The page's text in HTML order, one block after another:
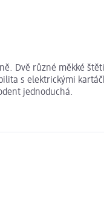
Dvě různé měkké
s elektrickými
jednoduchá.